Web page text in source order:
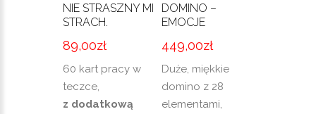
NIE STRASZNY MI
STRACH.
89,00zł
60 kart pracy w
teczce,
z dodatkową
DOMINO –
EMOCJE
449,00zł
Duże, miękkie
domino z 28
elementami,